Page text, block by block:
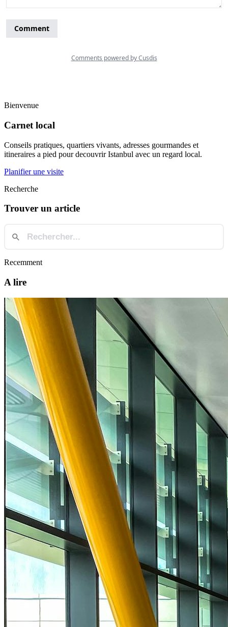
Bienvenue
Carnet local
Conseils pratiques, quartiers vivants, adresses gourmandes et
itineraires a pied pour decouvrir Istanbul avec un regard local.
Planifier une visite
Recherche
Trouver un article
Recemment
A lire